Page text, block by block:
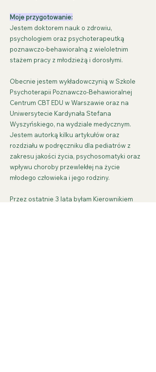
Moje przygotowanie:
Jestem doktorem nauk o zdrowiu,
psychologiem oraz psychoterapeutką
poznawczo-behawioralną z wieloletnim
stażem pracy z młodzieżą i dorosłymi.
Obecnie jestem wykładowczynią w Szkole
Psychoterapii Poznawczo-Behawioralnej
Centrum CBT EDU w Warszawie oraz na
Uniwersytecie Kardynała Stefana
Wyszyńskiego, na wydziale medycznym.
Jestem autorką kilku artykułów oraz
rozdziału w podręczniku dla pediatrów z
zakresu jakości życia, psychosomatyki oraz
wpływu choroby przewlekłej na życie
młodego człowieka i jego rodziny.
Przez ostatnie 3 lata byłam Kierownikiem